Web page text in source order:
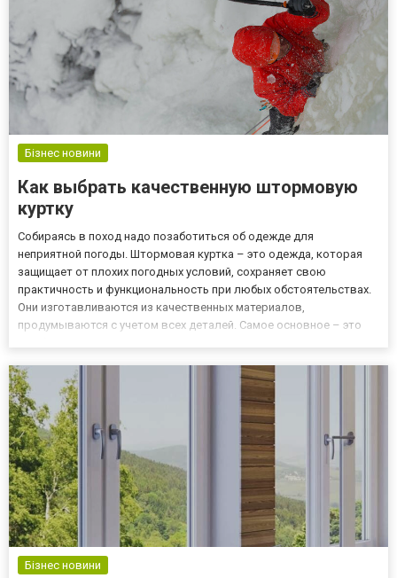
Бізнес новини
Как выбрать качественную штормовую
куртку
Собираясь в поход надо позаботиться об одежде для
неприятной погоды. Штормовая куртка – это одежда, которая
защищает от плохих погодных условий, сохраняет свою
практичность и функциональность при любых обстоятельствах.
Они изготавливаются из качественных материалов,
продумываются с учетом всех деталей. Самое основное – это
дышит. На рынк...
Бізнес новини